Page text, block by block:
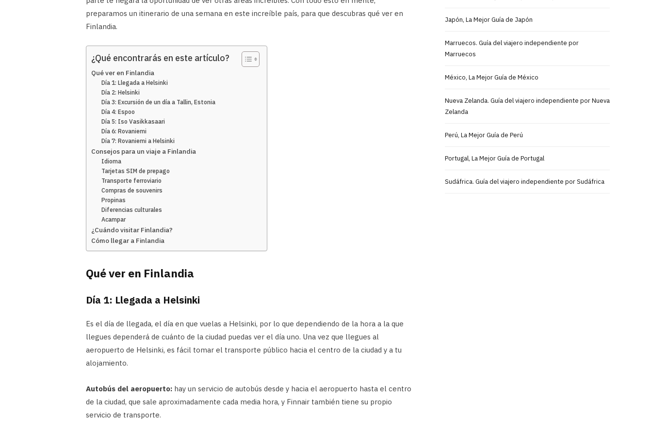
preparamos un itinerario de una semana en este increíble país, para que descubras qué ver en
Finlandia.
¿Qué encontrarás en este artículo?
Qué ver en Finlandia
Día 1: Llegada a Helsinki
Día 2: Helsinki
Día 3: Excursión de un día a Tallin, Estonia
Día 4: Espoo
Día 5: Iso Vasikkasaari
Día 6: Rovaniemi
Día 7: Rovaniemi a Helsinki
Consejos para un viaje a Finlandia
Idioma
Tarjetas SIM de prepago
Transporte ferroviario
Compras de souvenirs
Propinas
Diferencias culturales
Acampar
¿Cuándo visitar Finlandia?
Cómo llegar a Finlandia
Qué ver en Finlandia
Día 1: Llegada a Helsinki
Es el día de llegada, el día en que vuelas a Helsinki, por lo que dependiendo de la hora a la que
llegues dependerá de cuánto de la ciudad puedas ver el día uno. Una vez que llegues al
aeropuerto de Helsinki, es fácil tomar el transporte público hacia el centro de la ciudad y a tu
alojamiento.
Autobús del aeropuerto: hay un servicio de autobús desde y hacia el aeropuerto hasta el centro
de la ciudad, que sale aproximadamente cada media hora, y Finnair también tiene su propio
servicio de transporte.
Japón, La Mejor Guía de Japón
Marruecos. Guía del viajero independiente por
Marruecos
México, La Mejor Guía de México
Nueva Zelanda. Guía del viajero independiente por Nueva
Zelanda
Perú, La Mejor Guía de Perú
Portugal, La Mejor Guía de Portugal
Sudáfrica. Guía del viajero independiente por Sudáfrica